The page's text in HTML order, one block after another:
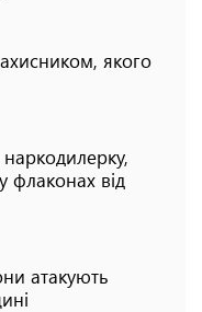
якого
флаконах від
атакують